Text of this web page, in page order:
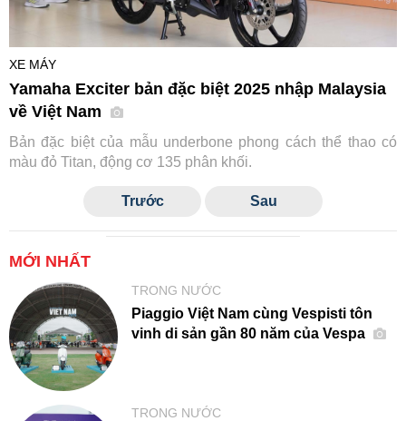
XE MÁY
Yamaha Exciter bản đặc biệt 2025 nhập Malaysia
về Việt Nam
Bản đặc biệt của mẫu underbone phong cách thể thao có
màu đỏ Titan, động cơ 135 phân khối.
Trước Sau
MỚI NHẤT
TRONG NƯỚC
Piaggio Việt Nam cùng Vespisti tôn
vinh di sản gần 80 năm của Vespa
TRONG NƯỚC